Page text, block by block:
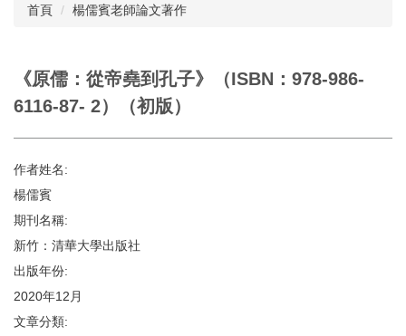
首頁 楊儒賓老師論文著作
《原儒：從帝堯到孔子》（ISBN：978-986-
6116-87- 2）（初版）
作者姓名:
楊儒賓
期刊名稱:
新竹：清華大學出版社
出版年份:
2020年12月
文章分類: